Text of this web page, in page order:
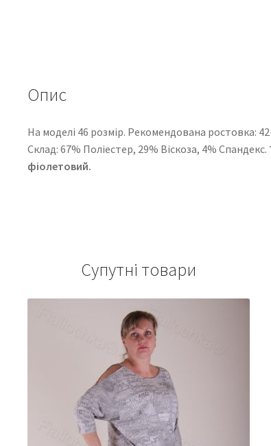
Опис
На моделі 46 розмір. Рекомендована ростовка:
Cклад: 67% Поліестер, 29% Віскоза, 4% Спандекс.
фіолетовий.
Супутні товари